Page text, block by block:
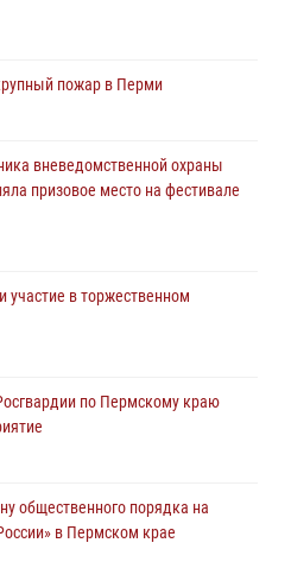
при задержании
пожар в Перми
вневедомственной охраны
призовое место на фестивале
участие в торжественном
по Пермскому краю
общественного порядка на
в Пермском крае